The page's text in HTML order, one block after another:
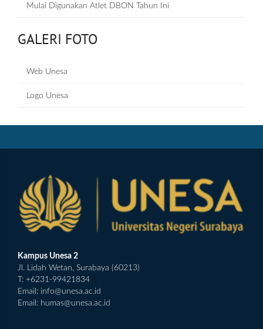
Mulai Digunakan Atlet DBON Tahun Ini
GALERI FOTO
Web Unesa
Logo Unesa
Kampus Unesa 2
Jl. Lidah Wetan, Surabaya (60213)
T: +6231-99421834
Email: info@unesa.ac.id
Email: humas@unesa.ac.id